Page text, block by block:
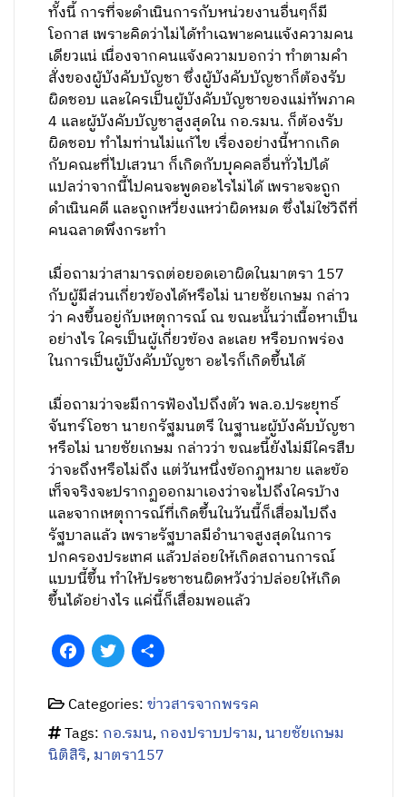
ทั้งนี้ การที่จะดำเนินการกับหน่วยงานอื่นๆก็มี
โอกาส เพราะคิดว่าไม่ได้ทำเฉพาะคนแจ้งความคน
เดียวแน่ เนื่องจากคนแจ้งความบอกว่า ทำตามคำ
สั่งของผู้บังคับบัญชา ซึ่งผู้บังคับบัญชาก็ต้องรับ
ผิดชอบ และใครเป็นผู้บังคับบัญชาของแม่ทัพภาค
4 และผู้บังคับบัญชาสูงสุดใน กอ.รมน. ก็ต้องรับ
ผิดชอบ ทำไมท่านไม่แก้ไข เรื่องอย่างนี้หากเกิด
กับคณะที่ไปเสวนา ก็เกิดกับบุคคลอื่นทั่วไปได้
แปลว่าจากนี้ไปคนจะพูดอะไรไม่ได้ เพราะจะถูก
ดำเนินคดี และถูกเหวี่ยงแหว่าผิดหมด ซึ่งไม่ใช่วิถีที่
คนฉลาดพึงกระทำ
เมื่อถามว่าสามารถต่อยอดเอาผิดในมาตรา 157
กับผู้มีส่วนเกี่ยวข้องได้หรือไม่ นายชัยเกษม กล่าว
ว่า คงขึ้นอยู่กับเหตุการณ์ ณ ขณะนั้นว่าเนื้อหาเป็น
อย่างไร ใครเป็นผู้เกี่ยวข้อง ละเลย หรือบกพร่อง
ในการเป็นผู้บังคับบัญชา อะไรก็เกิดขึ้นได้
เมื่อถามว่าจะมีการฟ้องไปถึงตัว พล.อ.ประยุทธ์
จันทร์โอชา นายกรัฐมนตรี ในฐานะผู้บังคับบัญชา
หรือไม่ นายชัยเกษม กล่าวว่า ขณะนี้ยังไม่มีใครสืบ
ว่าจะถึงหรือไม่ถึง แต่วันหนึ่งข้อกฎหมาย และข้อ
เท็จจริงจะปรากฏออกมาเองว่าจะไปถึงใครบ้าง
และจากเหตุการณ์ที่เกิดขึ้นในวันนี้ก็เสื่อมไปถึง
รัฐบาลแล้ว เพราะรัฐบาลมีอำนาจสูงสุดในการ
ปกครองประเทศ แล้วปล่อยให้เกิดสถานการณ์
แบบนี้ขึ้น ทำให้ประชาชนผิดหวังว่าปล่อยให้เกิด
ขึ้นได้อย่างไร แค่นี้ก็เสื่อมพอแล้ว
FacebookTwitter
Categories:ข่าวสารจากพรรค
Tags: กอ.รมน,กองปราบปราม,นายชัยเกษม
นิติสิริ,มาตรา157